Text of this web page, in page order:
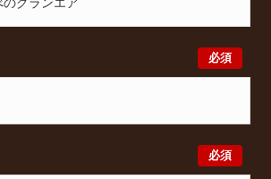
では、お問い合わせ以外にも来店予約
きましたら、プロの目線からおすす
提案いたします。
必須
必須